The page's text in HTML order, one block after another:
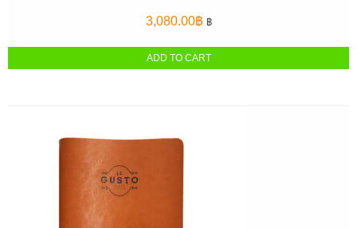
3,080.00฿ ฿
ADD TO CART